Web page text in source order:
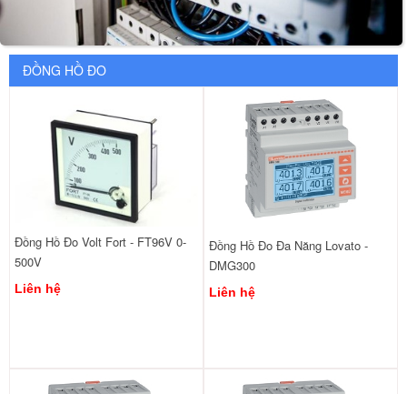
ĐỒNG HỒ ĐO
Đồng Hồ Đo Volt Fort - FT96V 0-
500V
Liên hệ
Đồng Hồ Đo Đa Năng Lovato -
DMG300
Liên hệ